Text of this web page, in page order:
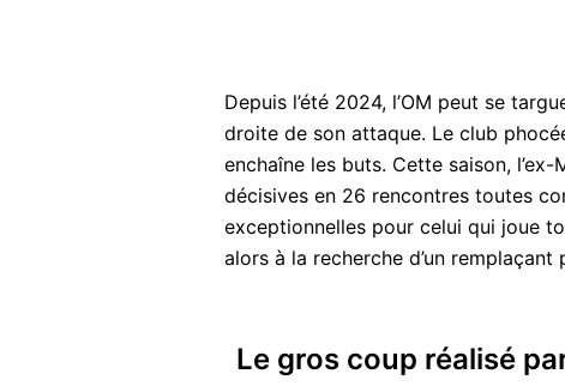
Depuis l’été 2024, l’OM peut se
droite de son attaque. Le club
enchaîne les buts. Cette saison,
décisives en 26 rencontres toutes
exceptionnelles pour celui qui joue
alors à la recherche d’un remplaçant
Le gros coup réalisé